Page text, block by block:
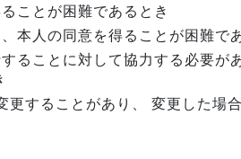
ことが困難であるとき
本人の同意を得ることが困難で
ることに対して協力する必要が
することがあり、 変更した場